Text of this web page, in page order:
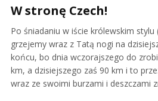
W stronę Czech!
Po śniadaniu w iście królewskim stylu
grzejemy wraz z Tatą nogi na
końcu, bo dnia wczorajszego do
km, a dzisiejszego zaś 90 km i to
wraz ze swoimi burzami i deszczami